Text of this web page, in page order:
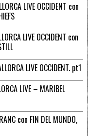
LIVE OCCIDENT con
LIVE OCCIDENT con
LIVE OCCIDENT. pt1
LIVE – MARIBEL
con FIN DEL MUNDO,